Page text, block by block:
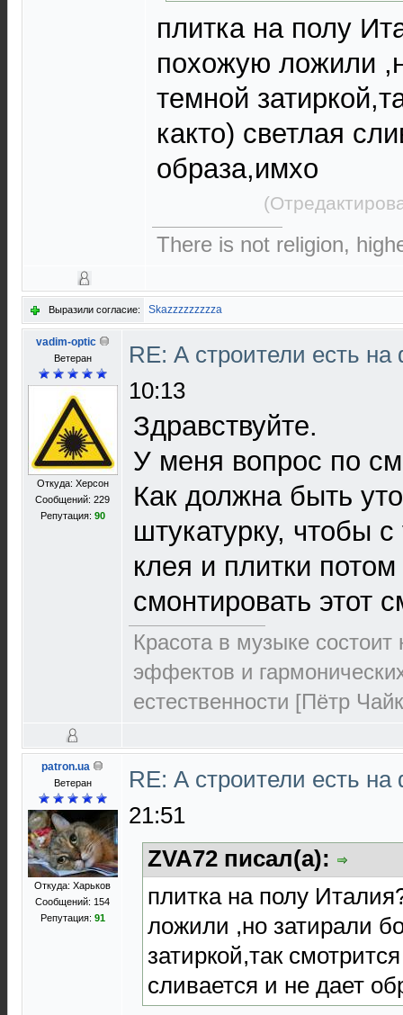
плитка на полу
похожую ложили
темной
както) светлая
образа,имхо
There is not religion,
Выразили согласие: Skazzzzzzzzza
vadim-optic
Ветеран
Откуда: Херсон
Сообщений: 229
Репутация: 90
RE: А строители есть
10:13
Здравствуйте.
У меня вопрос по
Как должна быть
штукатурку, чтобы
клея и плитки
смонтировать этот
Красота в музыке
эффектов и
естественности [Пётр
patron.ua
Ветеран
Откуда: Харьков
Сообщений: 154
Репутация: 91
RE: А строители есть
21:51
ZVA72 писал(а):
плитка на полу
ложили ,но затирали
затиркой,так
сливается и не дает